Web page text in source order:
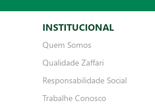
INSTITUCIONAL
Quem Somos
Qualidade Zaffari
Responsabilidade Social
Trabalhe Conosco